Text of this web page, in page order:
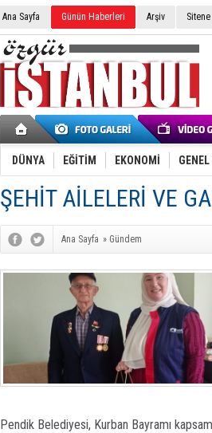
Ana Sayfa Günün Haberleri Arşiv
DÜNYA EĞİTİM EKONOMİ GENEL
ŞEHİT AİLELERİ VE
Ana Sayfa » Gündem
Pendik Belediyesi, Kurban Bayramı